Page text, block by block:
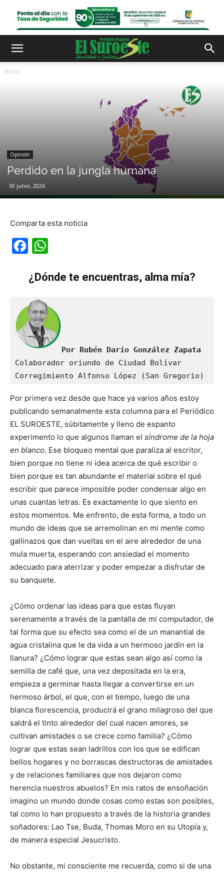
Inicio
Opinión
Perdido en la jungla humana
30 junio, 2026
Comparta esta noticia
Facebook
¿Dónde te encuentras, alma mía?
Por Rubén Darío González Zapata
Colaborador oriundo de Ciudad Bolívar
Corregimiento Alfonso López (San Gregorio)
Por primera vez desde que hace ya varios años estoy
publicando semanalmente esta columna para el Periódico
EL SUROESTE, súbitamente y lleno de espanto
experimento lo que algunos llaman el síndrome de la hoja
en blanco. Ese bloqueo mental que paraliza al escritor,
bien porque no tiene ni idea acerca de qué escribir o
bien porque es tan abundante el material sobre el qué
escribir que parece imposible poder condensar algo en
unas cuantas letras. Es exactamente lo que siento en
estos momentos. Me enfrento, de esta forma, a todo un
mundo de ideas que se arremolinan en mi mente como
gallinazos que dan vueltas en el aire alrededor de una
mula muerta, esperando con ansiedad el momento
adecuado para aterrizar y poder empezar a disfrutar de
su banquete.
¿Cómo ordenar las ideas para que estas fluyan
serenamente a través de la pantalla de mi computador, de
tal forma que su efecto sea como el de un manantial de
agua cristalina que le da vida a un hermoso jardín en la
llanura? ¿Cómo lograr que estas sean algo así como la
semilla de café que, una vez depositada en la era,
empieza a germinar hasta llegar a convertirse en un
hermoso árbol, el que, con el tiempo, luego de una
blanca florescencia, producirá el grano milagroso del que
saldrá el tinto alrededor del cual nacen amores, se
cultivan amistades o se crece como familia? ¿Cómo
lograr que estas sean ladrillos con los que se edifican
bellos hogares y no borrascas destructoras de amistades
y de relaciones familiares que nos dejaron como
herencia nuestros abuelos? En mis ratos de ensoñación
imagino un mundo donde cosas como estas son posibles,
tal como lo han propuesto a través de la historia grandes
soñadores: Lao Tse, Buda, Thomas Moro en su Utopía y,
de manera especial Jesucristo.
No obstante, mi consciente me recuerda, como si de una